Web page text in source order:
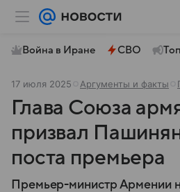
Война в Иране СВО
17 июля 2025 Аргументы и факты
Глава Союза
призвал
поста премьера
Премьер-министр Армении